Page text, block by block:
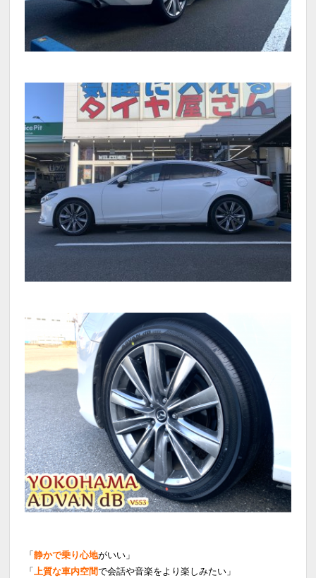
「静かで乗り心地がいい」
「上質な車内空間で会話や音楽をより楽しみたい」